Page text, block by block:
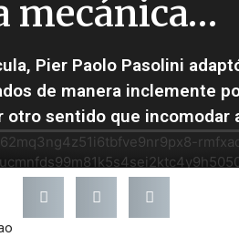
mecánica…
Pier Paolo Pasolini
de manera inclemente
sentido que incomodar